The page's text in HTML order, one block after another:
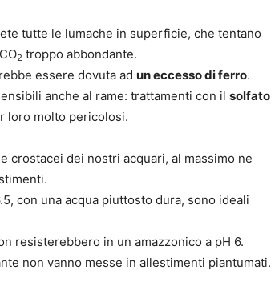
tutte le lumache in superficie, che tentano
2 troppo abbondante.
essere dovuta ad un eccesso di ferro.
anche al rame: trattamenti con il solfato
loro molto pericolosi.
crostacei dei nostri acquari, al massimo ne
con una acqua piuttosto dura, sono ideali
resisterebbero in un amazzonico a pH 6.
non vanno messe in allestimenti piantumati.